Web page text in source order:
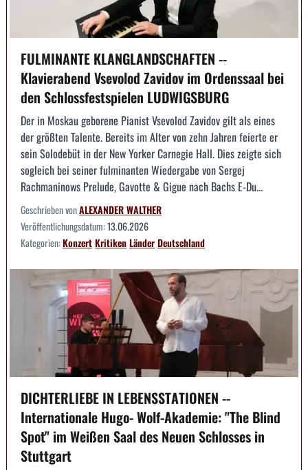
FULMINANTE KLANGLANDSCHAFTEN --
Klavierabend Vsevolod Zavidov im Ordenssaal bei
den Schlossfestspielen LUDWIGSBURG
Der in Moskau geborene Pianist Vsevolod Zavidov gilt als eines
der größten Talente. Bereits im Alter von zehn Jahren feierte er
sein Solodebüt in der New Yorker Carnegie Hall. Dies zeigte sich
sogleich bei seiner fulminanten Wiedergabe von Sergej
Rachmaninows Prelude, Gavotte & Gigue nach Bachs E-Du...
Geschrieben vonALEXANDER WALTHER
Veröffentlichungsdatum:13.06.2026
Kategorien:KonzertKritikenLänderDeutschland
DICHTERLIEBE IN LEBENSSTATIONEN --
Internationale Hugo- Wolf-Akademie: "The Blind
Spot" im Weißen Saal des Neuen Schlosses in
Stuttgart